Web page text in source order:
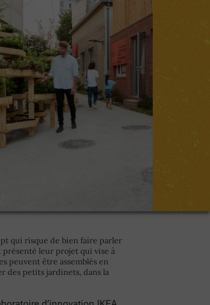
qui risque de bien faire parler
présenté leur projet qui vise à
peuvent être assemblés en
des petits jardinets, dans la